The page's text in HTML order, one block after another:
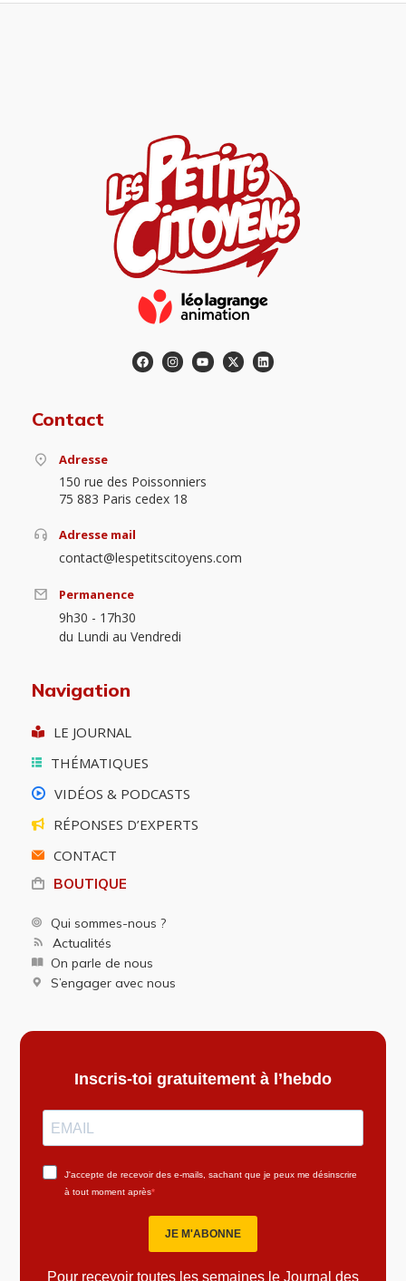
Contact
Adresse
150 rue des Poissonniers
75 883 Paris cedex 18
Adresse mail
contact@lespetitscitoyens.com
Permanence
9h30 - 17h30
du Lundi au Vendredi
Navigation
LE JOURNAL
THÉMATIQUES
VIDÉOS & PODCASTS
RÉPONSES D’EXPERTS
CONTACT
BOUTIQUE
Qui sommes-nous ?
Actualités
On parle de nous
S’engager avec nous